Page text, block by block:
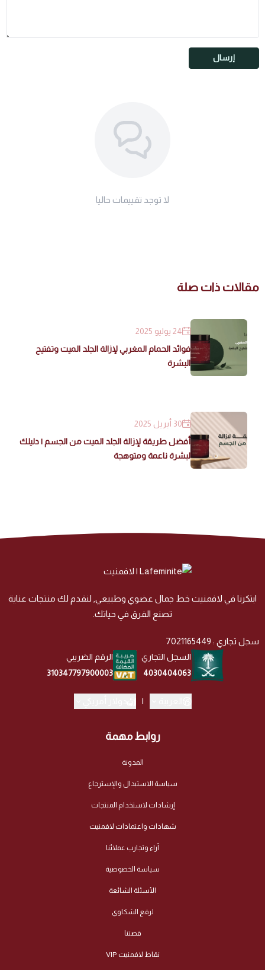
إرسال
لا توجد تقييمات حاليا
مقالات ذات صلة
24 يوليو 2025
فوائد الحمام المغربي لإزالة الجلد الميت وتفتيح
البشرة
30 أبريل 2025
أفضل طريقة لإزالة الجلد الميت من الجسم | دليلك
لبشرة ناعمة ومتوهجة
روابط مهمة
المدونة
سياسة الاستبدال والإسترجاع
إرشادات لاستخدام المنتجات
شهادات واعتمادات لافمنيت
أراء وتجارب عملائنا
سياسة الخصوصية
الأسئلة الشائعة
لرفع الشكاوي
قصتنا
نقاط لافمنيت VIP
ابتكرنا في لافمنيت خط جمال عضوي وطبيعي, لنقدم لك منتجات عناية
تصنع الفرق في حياتك.
سجل تجاري : 7021165449
السجل التجاري
4030404063
الرقم الضريبي
310347797900003
|